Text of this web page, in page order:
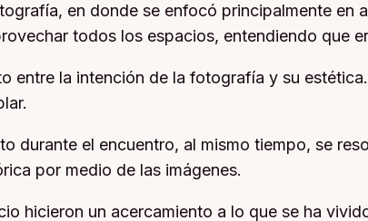
en donde se enfocó principalmente en
todos los espacios, entendiendo que
entre la intención de la fotografía y su
durante el encuentro, al mismo tiempo, se
por medio de las imágenes.
hicieron un acercamiento a lo que se ha